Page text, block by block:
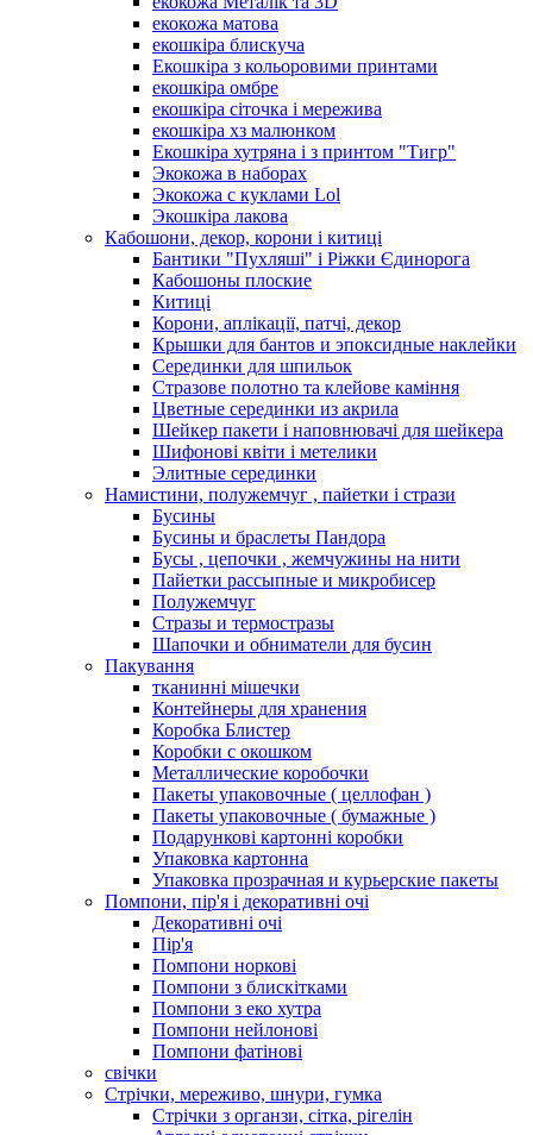
екокожа матова
екошкіра блискуча
Екошкіра з кольоровими принтами
екошкіра омбре
екошкіра сіточка і мережива
екошкіра хз малюнком
Екошкіра хутряна і з принтом "Тигр"
Экокожа в наборах
Экокожа с куклами Lol
Экошкiра лакова
Кабошони, декор, корони і китиці
Бантики "Пухляші" і Ріжки Єдинорога
Кабошоны плоские
Китиці
Корони, аплікації, патчі, декор
Крышки для бантов и эпоксидные наклейки
Серединки для шпильок
Стразове полотно та клейове каміння
Цветные серединки из акрила
Шейкер пакети і наповнювачі для шейкера
Шифонові квіти і метелики
Элитные серединки
Намистини, полужемчуг , пайетки і стрази
Бусины
Бусины и браслеты Пандора
Бусы , цепочки , жемчужины на нити
Пайетки рассыпные и микробисер
Полужемчуг
Стразы и термостразы
Шапочки и обниматели для бусин
Пакування
тканинні мішечки
Контейнеры для хранения
Коробка Блистер
Коробки с окошком
Металлические коробочки
Пакеты упаковочные ( целлофан )
Пакеты упаковочные ( бумажные )
Подарункові картонні коробки
Упаковка картонна
Упаковка прозрачная и курьерские пакеты
Помпони, пір'я і декоративні очі
Декоративні очі
Пір'я
Помпони норкові
Помпони з блискітками
Помпони з еко хутра
Помпони нейлонові
Помпони фатінові
свічки
Стрічки, мереживо, шнури, гумка
Стрічки з органзи, сітка, рігелін